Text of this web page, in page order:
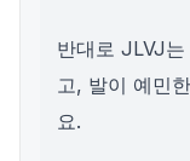
반대로 JLVJ
고, 발이 예민
요.